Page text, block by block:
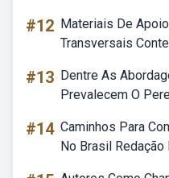
#12 Materiais De
Transversais
#13 Dentre As
Prevalecem O
#14 Caminhos Para
No Brasil Redação